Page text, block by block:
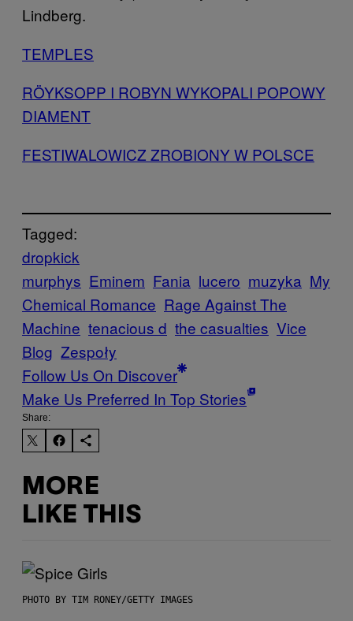
Lindberg.
TEMPLES
RÖYKSOPP I ROBYN WYKOPALI POPOWY
DIAMENT
FESTIWALOWICZ ZROBIONY W POLSCE
Tagged:
dropkick
murphys Eminem Fania lucero muzyka My
Chemical Romance Rage Against The
Machine tenacious d the casualties Vice
Blog Zespoły
Follow Us On Discover
Make Us Preferred In Top Stories
Share:
MORE
LIKE THIS
PHOTO BY TIM RONEY/GETTY IMAGES